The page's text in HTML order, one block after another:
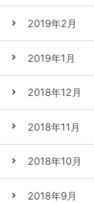
2019年2月
2019年1月
2018年12月
2018年11月
2018年10月
2018年9月